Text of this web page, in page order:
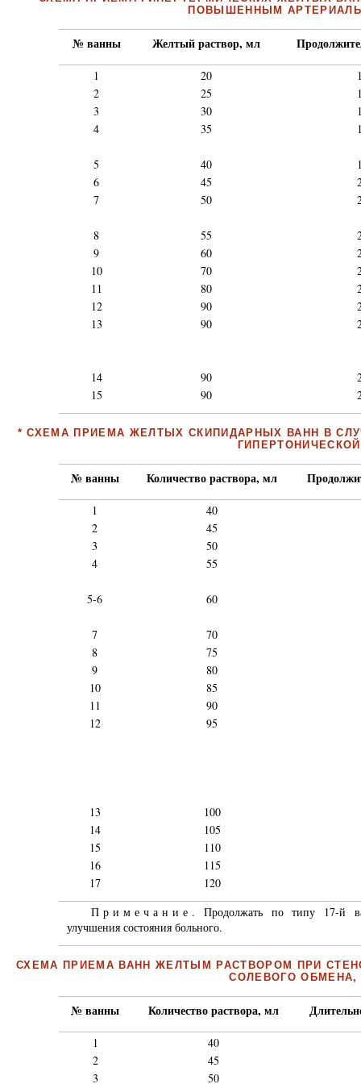
ПОВЫШЕННЫМ
№ ванны Желтый раствор, мл
1 20
2
25
3
30
4
35
5 40
6
45
7
50
8 55
9
60
10
70
11
80
12
90
13
90
14 90
15
90
* СХЕМА ПРИЕМА ЖЕЛТЫХ СКИПИДАРНЫХ ВАНН В
№ ванны Количество раствора, мл
1
40
2
45
3
50
4
55
5-6 60
7
70
8
75
9
80
10
85
11
90
12
95
13
100
14
105
15
110
16
115
17
120
Примечание . Продолжать по типу 17-й
улучшения состояния больного.
СХЕМА ПРИЕМА ВАНН ЖЕЛТЫМ РАСТВОРОМ ПРИ
СОЛЕВОГО
№ ванны Количество раствора, мл
1
40
2
45
3
50